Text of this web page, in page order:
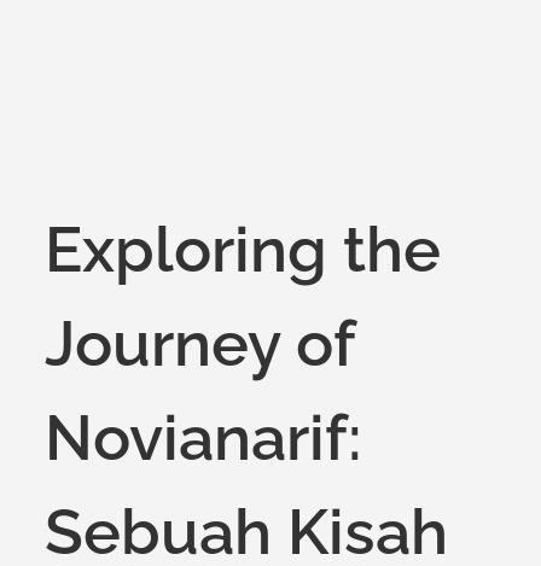
Exploring the
Journey of
Novianarif:
Sebuah Kisah